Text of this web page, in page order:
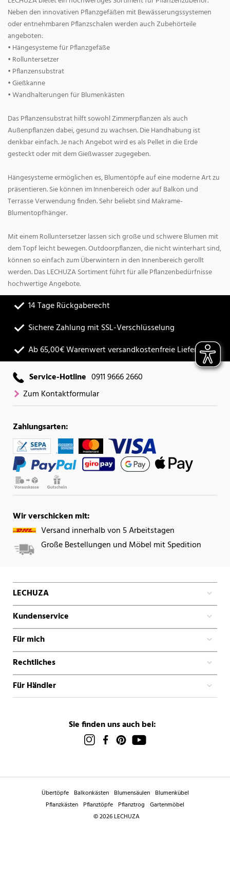
Neben den innovativen Pflanzgefäßen mit Bewässerungssystemen
oder entnehmbaren Pflanzschalen werden auch Zubehörteile
angeboten:
• Hängesysteme für Pflanzgefäße
• Rolluntersetzer
• Pflanzensubstrat
• Gießkanne
• Wandhalterungen für Blumenkästen
Das Pflanzensubstrat hilft sowohl Zimmerpflanzen als auch
Außenpflanzen dabei, gesund zu wachsen. Die Handhabung ist
denkbar einfach. Je nach Angebot wird es als Pellet in die Erde
gesteckt oder mit dem Gießwasser zugegeben.
Hängesysteme ermöglichen es, Blumentöpfe auf eine moderne Art zu
präsentieren. Sie können im Innenbereich oder auf Balkon und
Terrasse Verwendung finden. Sehr beliebt sind Makrame-
Blumentopfhänger.
Mit einem Rolluntersetzer lassen sich große und schwere Blumen mit
dem Topf leicht bewegen. Outdoorpflanzen, die nicht winterhart sind,
können so einfach zum Überwintern in den Innenbereich gerollt
werden. Das LECHUZA Sortiment führt für alle Pflanzenbedürfnisse
hochwertige Angebote.
14 Tage Rückgaberecht
Sichere Zahlung mit SSL-Verschlüsselung
Ab 65,00€ Warenwert versandkostenfreie Lieferung
Service-Hotline 0911 9666 2660
Zum Kontaktformular
Zahlungsarten:
Wir verschicken mit:
Versand innerhalb von 5 Arbeitstagen
Große Bestellungen und Möbel mit Spedition
LECHUZA
Kundenservice
Für mich
Rechtliches
Für Händler
Sie finden uns auch bei:
Übertöpfe Balkonkästen Blumensäulen Blumenkübel
Pflanzkästen Pflanztöpfe Pflanztrog Gartenmöbel
© 2026 LECHUZA